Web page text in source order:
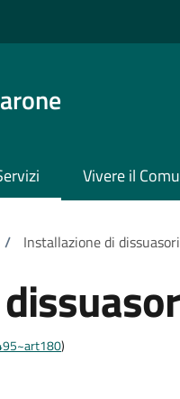
Vivere il
/ Installazione di
)